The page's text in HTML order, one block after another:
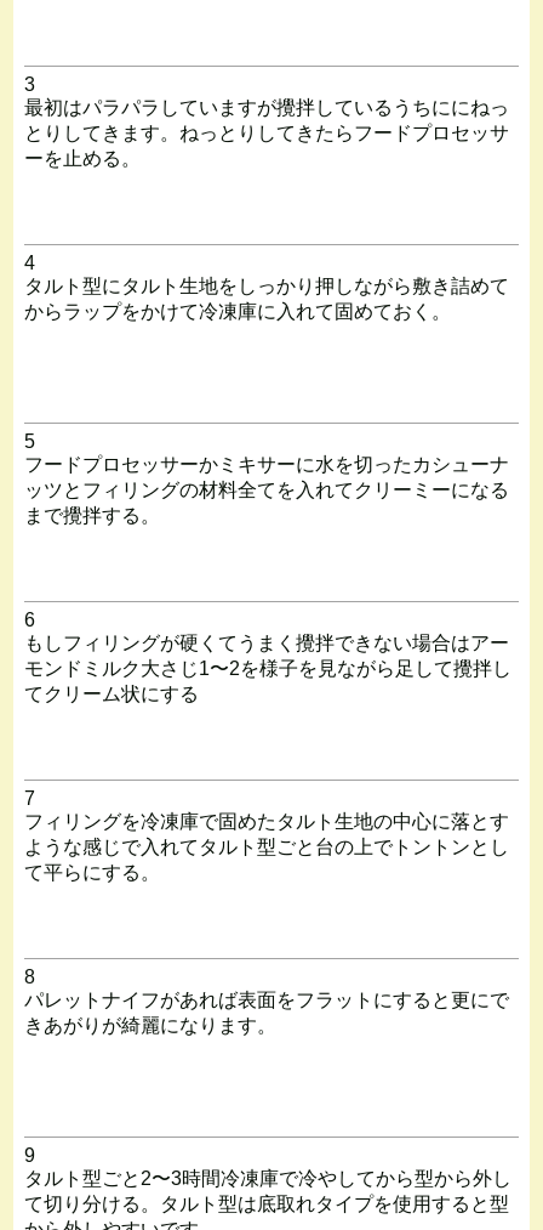
3
最初はパラパラしていますが攪拌しているうちににねっ
とりしてきます。ねっとりしてきたらフードプロセッサ
ーを止める。
4
タルト型にタルト生地をしっかり押しながら敷き詰めて
からラップをかけて冷凍庫に入れて固めておく。
5
フードプロセッサーかミキサーに水を切ったカシューナ
ッツとフィリングの材料全てを入れてクリーミーになる
まで攪拌する。
6
もしフィリングが硬くてうまく攪拌できない場合はアー
モンドミルク大さじ1〜2を様子を見ながら足して攪拌し
てクリーム状にする
7
フィリングを冷凍庫で固めたタルト生地の中心に落とす
ような感じで入れてタルト型ごと台の上でトントンとし
て平らにする。
8
パレットナイフがあれば表面をフラットにすると更にで
きあがりが綺麗になります。
9
タルト型ごと2〜3時間冷凍庫で冷やしてから型から外し
て切り分ける。タルト型は底取れタイプを使用すると型